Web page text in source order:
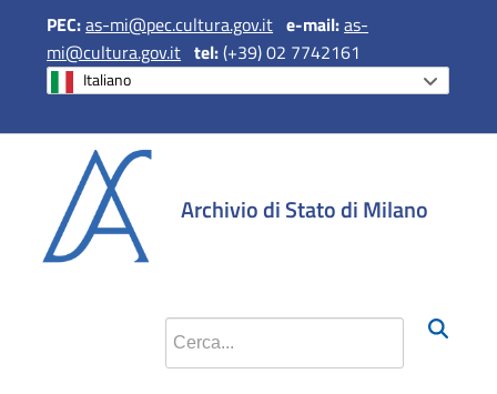
PEC:as-mi@pec.cultura.gov.it e-mail:as-
mi@cultura.gov.it tel:(+39) 02 7742161
Italiano
Archivio di Stato di Milano
Cerca nel sito